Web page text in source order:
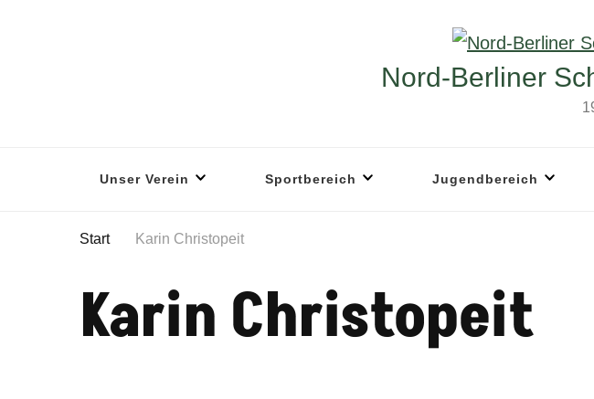
Nord-Berliner
Unser Verein Sportbereich Jugendbereich
Start Karin Christopeit
Karin Christopeit